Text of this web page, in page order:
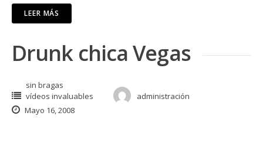
LEER MÁS
Drunk chica Vegas
sin bragas
vídeos invaluables
administración
Mayo 16, 2008